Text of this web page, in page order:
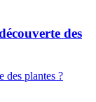
des
des plantes ?